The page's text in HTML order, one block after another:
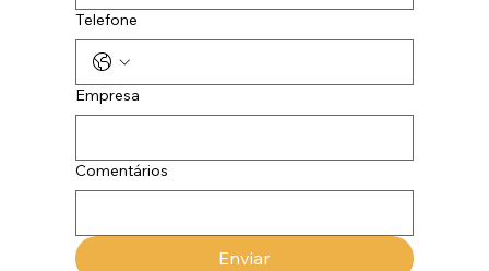
Telefone
Empresa
Comentários
Enviar